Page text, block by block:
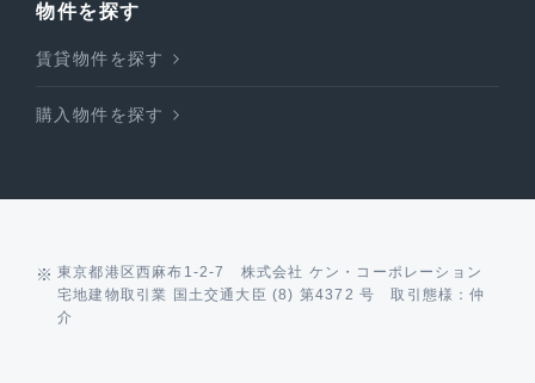
物件を探す
賃貸物件を探す
購入物件を探す
東京都港区西麻布1-2-7 株式会社 ケン・コーポレーション
宅地建物取引業 国土交通大臣 (8) 第4372 号 取引態様：仲
介